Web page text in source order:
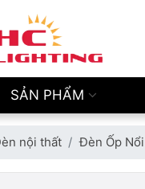
SẢN PHẨM
nội thất Đèn Ốp Nổi